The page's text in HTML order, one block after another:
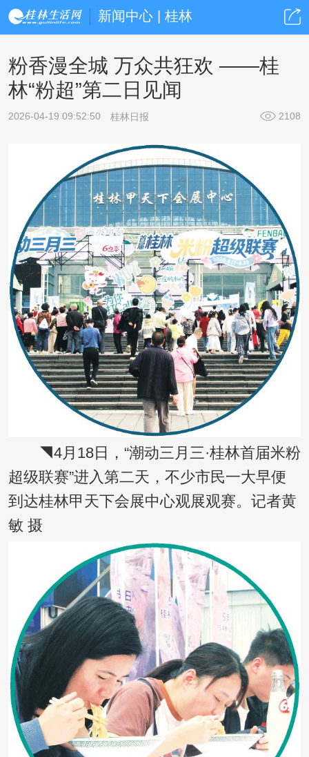
新闻中心 | 桂林
粉香漫全城 万众共狂欢 ——桂
林“粉超”第二日见闻
2026-04-19 09:52:50 桂林日报 2108
◥4月18日，“潮动三月三·桂林首届米粉
超级联赛”进入第二天，不少市民一大早便
到达桂林甲天下会展中心观展观赛。记者黄
敏 摄